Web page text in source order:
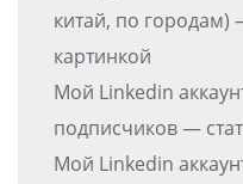
китай, по городам)
картинкой
Мой Linkedin
подписчиков —
Мой Linkedin